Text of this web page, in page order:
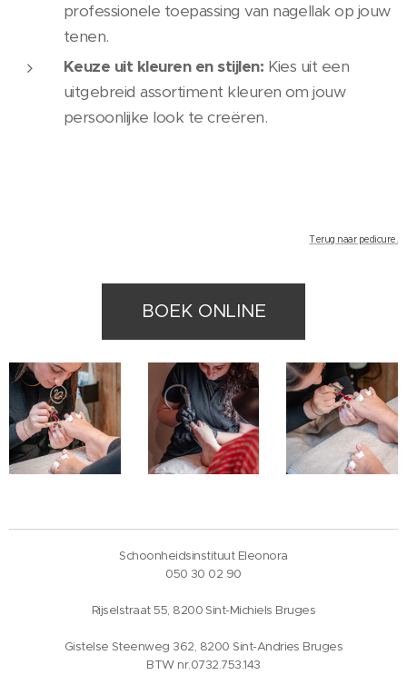
professionele toepassing van nagellak op jouw
tenen.
Keuze uit kleuren en stijlen: Kies uit een
uitgebreid assortiment kleuren om jouw
persoonlijke look te creëren.
Terug naar pedicure.
BOEK ONLINE
Schoonheidsinstituut Eleonora
050 30 02 90
Rijselstraat 55, 8200 Sint-Michiels Bruges
Gistelse Steenweg 362, 8200 Sint-Andries Bruges
BTW nr.0732.753.143